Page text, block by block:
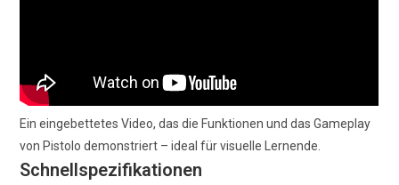
Ein eingebettetes Video, das die Funktionen und das Gameplay
von Pistolo demonstriert – ideal für visuelle Lernende.
Schnellspezifikationen